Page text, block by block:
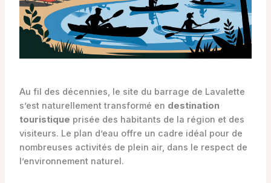
Au fil des décennies, le site du barrage de Lavalette
s’est naturellement transformé en destination
touristique prisée des habitants de la région et des
visiteurs. Le plan d’eau offre un cadre idéal pour de
nombreuses activités de plein air, dans le respect de
l’environnement naturel.